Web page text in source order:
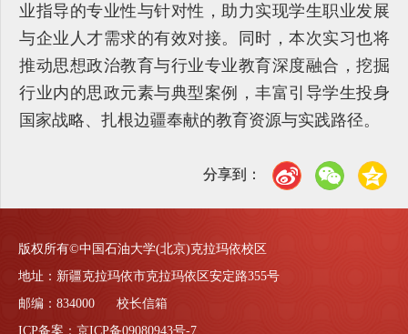
业指导的专业性与针对性，助力实现学生职业发展
与企业人才需求的有效对接。同时，本次实习也将
推动思想政治教育与行业专业教育深度融合，挖掘
行业内的思政元素与典型案例，丰富引导学生投身
国家战略、扎根边疆奉献的教育资源与实践路径。
分享到：
版权所有©中国石油大学(北京)克拉玛依校区
地址：新疆克拉玛依市克拉玛依区安定路355号
邮编：834000 校长信箱
ICP备案：京ICP备09080943号-7